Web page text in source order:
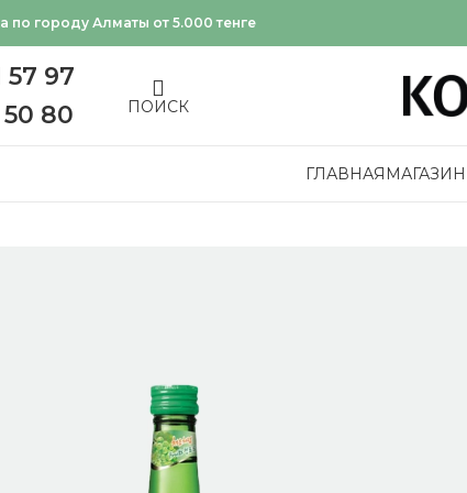
по городу Алматы от 5.000 тенге
57 97
50 80
ПОИСК
ГЛАВНАЯ МАГАЗИН